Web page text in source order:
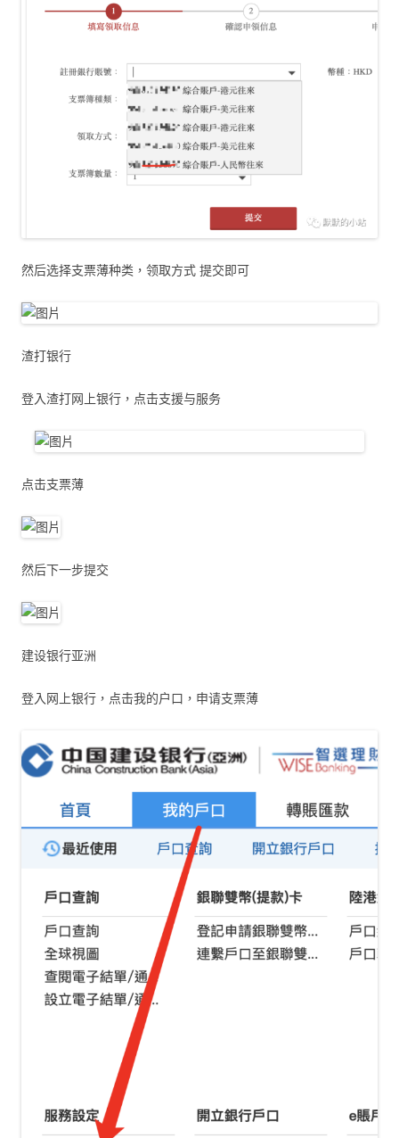
然后选择支票薄种类，领取方式 提交即可
渣打银行
登入渣打网上银行，点击支援与服务
点击支票薄
然后下一步提交
建设银行亚洲
登入网上银行，点击我的户口，申请支票薄